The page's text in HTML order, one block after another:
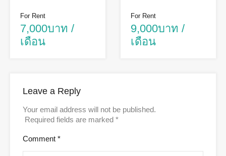
For Rent
7,000บาท /
เดือน
For Rent
9,000บาท /
เดือน
Leave a Reply
Your email address will not be published.
Required fields are marked *
Comment *